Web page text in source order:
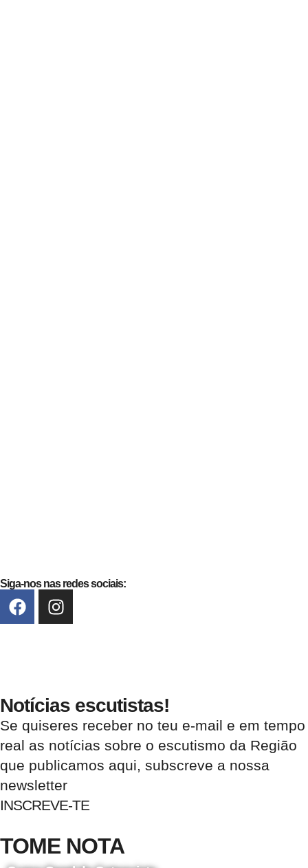
Siga-nos nas redes sociais:
Notícias escutistas!
Se quiseres receber no teu e-mail e em tempo
real as notícias sobre o escutismo da Região
que publicamos aqui, subscreve a nossa
newsletter
INSCREVE-TE
TOME NOTA